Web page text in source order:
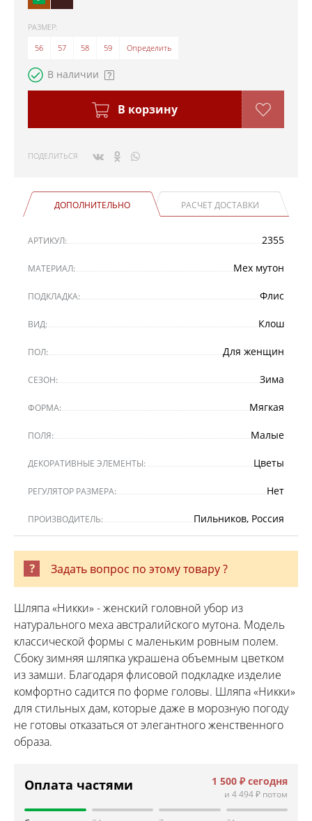
РАЗМЕР:
56
57 58 59 Определить
В наличии
В корзину
ПОДЕЛИТЬСЯ
ДОПОЛНИТЕЛЬНО РАСЧЕТ ДОСТАВКИ
АРТИКУЛ: 2355
МАТЕРИАЛ: Мех мутон
ПОДКЛАДКА: Флис
ВИД: Клош
ПОЛ: Для женщин
СЕЗОН: Зима
ФОРМА: Мягкая
ПОЛЯ: Малые
ДЕКОРАТИВНЫЕ ЭЛЕМЕНТЫ: Цветы
РЕГУЛЯТОР РАЗМЕРА: Нет
ПРОИЗВОДИТЕЛЬ: Пильников, Россия
Задать вопрос по этому товару ?
Шляпа «Никки» - женский головной убор из
натурального меха австралийского мутона. Модель
классической формы с маленьким ровным полем.
Сбоку зимняя шляпка украшена объемным цветком
из замши. Благодаря флисовой подкладке изделие
комфортно садится по форме головы. Шляпа «Никки»
для стильных дам, которые даже в морозную погоду
не готовы отказаться от элегантного женственного
образа.
Оплата частями 1 500 ₽ сегодня
и 4 494 ₽ потом